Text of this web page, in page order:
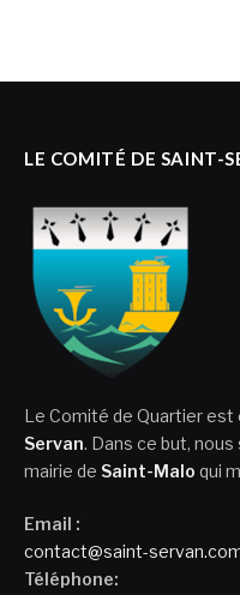
LE COMITÉ DE SAINT-
Le Comité de Quartier est
Servan. Dans ce but,
mairie de Saint-Malo qui
Email :
contact@saint-
Téléphone: